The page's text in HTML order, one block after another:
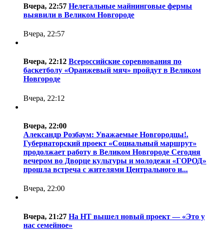
Вчера, 22:57 Нелегальные майнинговые фермы
выявили в Великом Новгороде
Вчера, 22:57
Вчера, 22:12 Всероссийские соревнования по
баскетболу «Оранжевый мяч» пройдут в Великом
Новгороде
Вчера, 22:12
Вчера, 22:00
Александр Розбаум: Уважаемые Новгородцы!.
Губернаторский проект «Социальный маршрут»
продолжает работу в Великом Новгороде Сегодня
вечером во Дворце культуры и молодежи «ГОРОД»
прошла встреча с жителями Центрального и...
Вчера, 22:00
Вчера, 21:27 На НТ вышел новый проект — «Это у
нас семейное»